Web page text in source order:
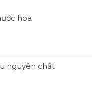
hoa
nguyên chất